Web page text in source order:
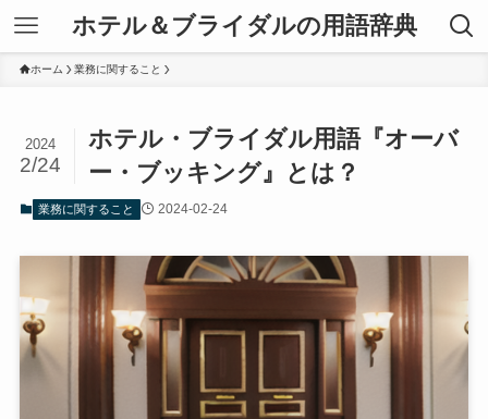
ホテル＆ブライダルの用語辞典
ホーム 業務に関すること
ホテル・ブライダル用語『オーバ
ー・ブッキング』とは？
2024
2/24
業務に関すること 2024-02-24